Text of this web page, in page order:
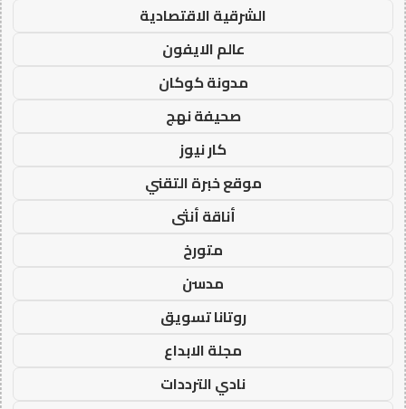
الشرقية الاقتصادية
عالم الايفون
مدونة كوكان
صحيفة نهج
كار نيوز
موقع خبرة التقني
أناقة أنثى
متورخ
مدسن
روتانا تسويق
مجلة الابداع
نادي الترددات